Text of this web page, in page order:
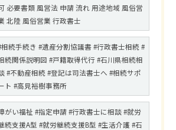
必要書類 風営法 申請 流れ 用途地域 風俗営
北陸 風俗営業 行政書士
相続手続き #遺産分割協議書 #行政書士相続 #
続関係説明図 #戸籍取得代行 #石川県相続相
#不動産相続 #登記は司法書士へ #相続サポ
ト #高見裕樹事務所
がい福祉 #指定申請 #行政書士に相談 #就労
続支援A型 #就労継続支援B型 #生活介護 #石